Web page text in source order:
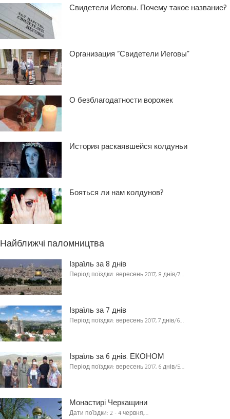
Свидетели Иеговы. Почему такое название?
Организация “Свидетели Иеговы”
О безблагодатности ворожек
История раскаявшейся колдуньи
Бояться ли нам колдунов?
Найближчі паломництва
Ізраїль за 8 днів
Період поїздки: вересень 2017, 8 днів/7…
Ізраїль за 7 днів
Період поїздки: вересень 2017, 7 днів/6…
Ізраїль за 6 днів. ЕКОНОМ
Період поїздки: вересень 2017, 6 днів/5…
Монастирі Черкащини
Дати поїздки: 2 - 4 червня,…